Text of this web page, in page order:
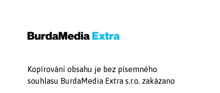
Kopírování obsahu je bez písemného
souhlasu BurdaMedia Extra s.r.o. zakázano